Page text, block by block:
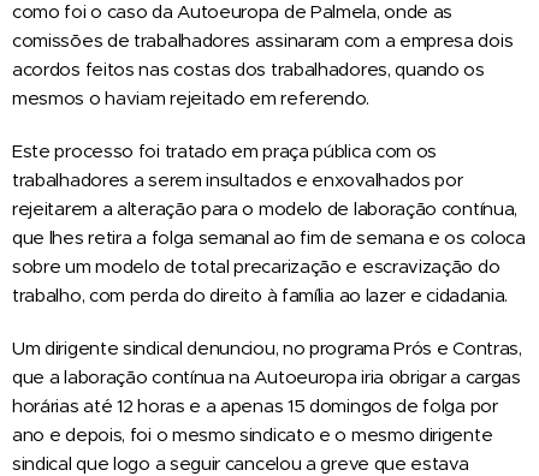
como foi o caso da Autoeuropa de Palmela, onde as
comissões de trabalhadores assinaram com a empresa dois
acordos feitos nas costas dos trabalhadores, quando os
mesmos o haviam rejeitado em referendo.
Este processo foi tratado em praça pública com os
trabalhadores a serem insultados e enxovalhados por
rejeitarem a alteração para o modelo de laboração contínua,
que lhes retira a folga semanal ao fim de semana e os coloca
sobre um modelo de total precarização e escravização do
trabalho, com perda do direito à família ao lazer e cidadania.
Um dirigente sindical denunciou, no programa Prós e Contras,
que a laboração contínua na Autoeuropa iria obrigar a cargas
horárias até 12 horas e a apenas 15 domingos de folga por
ano e depois, foi o mesmo sindicato e o mesmo dirigente
sindical que logo a seguir cancelou a greve que estava